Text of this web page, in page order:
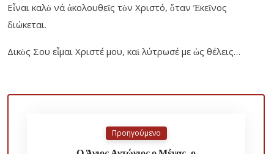
Εἶναι καλὸ νά ἀκολουθεῖς τὸν Χριστό, ὅταν Ἐκεῖνος
διώκεται.
Δικὸς Σου εἶμαι Χριστέ μου, καὶ λύτρωσέ με ὡς θέλεις…
Προηγούμενο